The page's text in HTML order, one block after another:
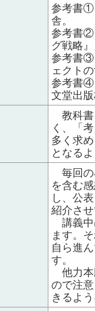
参考書①
舎。
参考書②
グ戦略
参考書③
ェクト
参考書④
文堂出
教科書
く、「
多く求
となる
毎回の
を含む
し、公
紹介さ
講義中
ます。
自ら進
す。
他力本
ので注
きるよ